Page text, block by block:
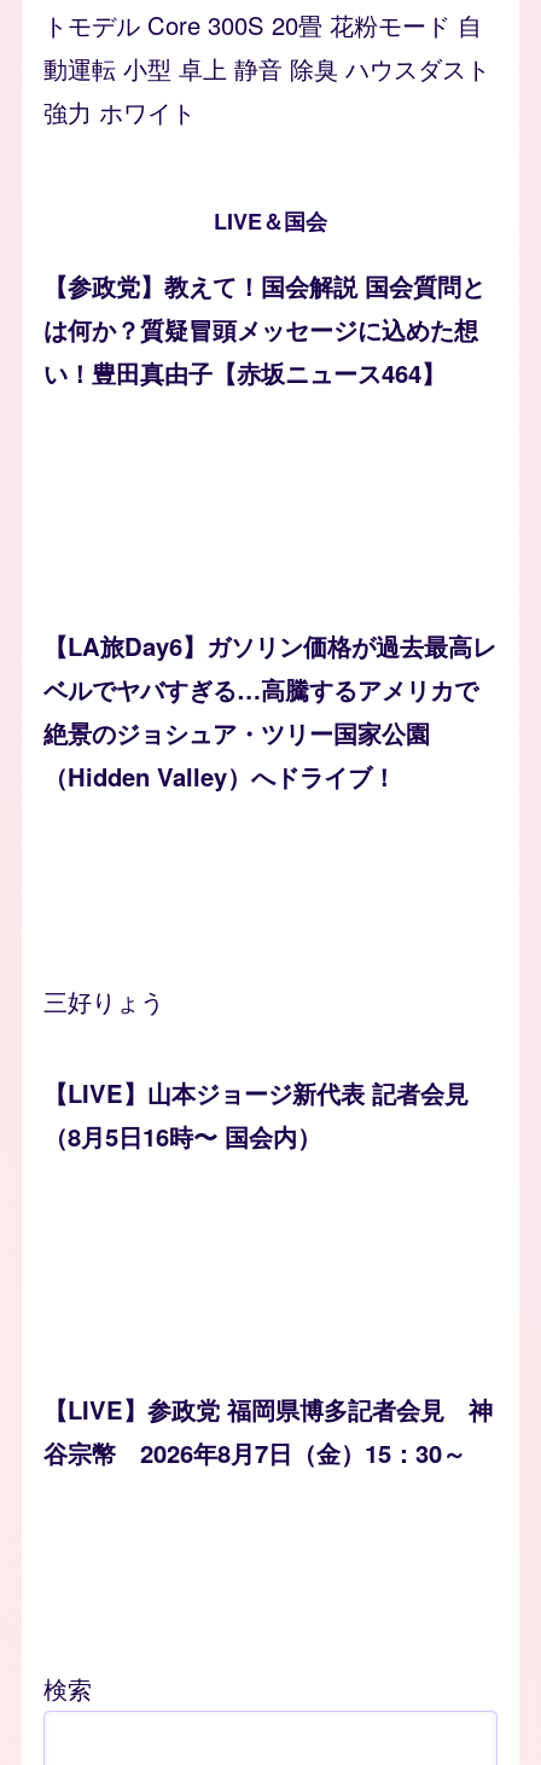
トモデル Core 300S 20畳 花粉モード 自
動運転 小型 卓上 静音 除臭 ハウスダスト
強力 ホワイト
LIVE＆国会
【参政党】教えて！国会解説 国会質問と
は何か？質疑冒頭メッセージに込めた想
い！豊田真由子【赤坂ニュース464】
【LA旅Day6】ガソリン価格が過去最高レ
ベルでヤバすぎる…高騰するアメリカで
絶景のジョシュア・ツリー国家公園
（Hidden Valley）へドライブ！
三好りょう
【LIVE】山本ジョージ新代表 記者会見
（8月5日16時〜 国会内）
【LIVE】参政党 福岡県博多記者会見 神
谷宗幣 2026年8月7日（金）15：30～
検索